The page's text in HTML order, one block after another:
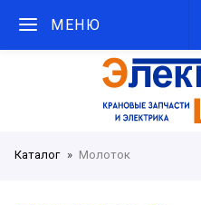
МЕНЮ
Каталог Молоток